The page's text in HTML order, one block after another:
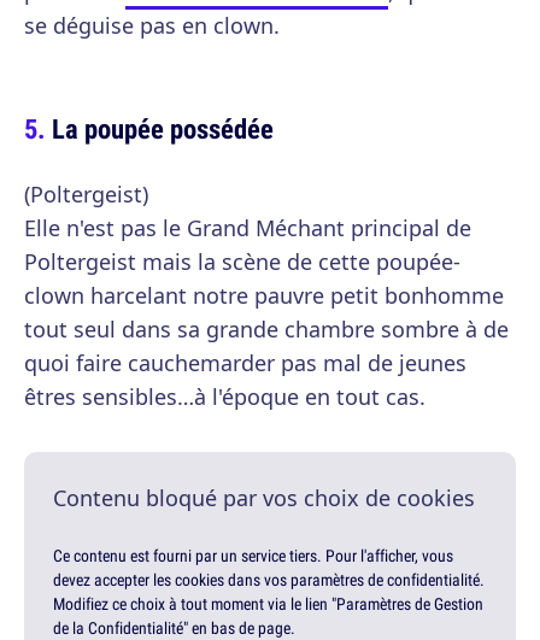
se déguise pas en clown.
La poupée possédée
(Poltergeist)
Elle n'est pas le Grand Méchant principal de
Poltergeist mais la scène de cette poupée-
clown harcelant notre pauvre petit bonhomme
tout seul dans sa grande chambre sombre à de
quoi faire cauchemarder pas mal de jeunes
êtres sensibles…à l'époque en tout cas.
Contenu bloqué par vos choix de cookies
Ce contenu est fourni par un service tiers. Pour l'afficher, vous
devez accepter les cookies dans vos paramètres de confidentialité.
Modifiez ce choix à tout moment via le lien "Paramètres de Gestion
de la Confidentialité" en bas de page.